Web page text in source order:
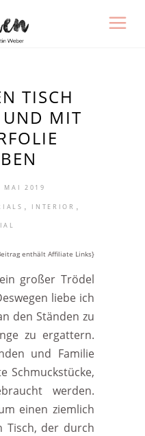
TISCH
UND MIT
MAI 2019
, INTERIOR ,
enthält Affiliate Links}
großer Trödel
liebe ich
den Ständen zu
zu ergattern.
und Familie
Schmuckstücke,
werden.
einen ziemlich
Tisch, der durch